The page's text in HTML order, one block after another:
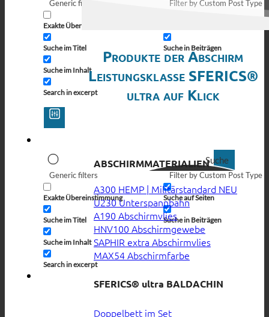
Generic filters
Exakte Übereinstimmung
Suche im Titel
Suche im Inhalt
Search in excerpt
Filter by Custom Post Type
Suche in Beiträgen
Suche
Generic filters
Exakte Übereinstimmung
Suche im Titel
Suche im Inhalt
Search in excerpt
Filter by Custom Post Type
Suche auf Seiten
Suche in Beiträgen
Produkte der Abschirm
Leistungsklasse SFERICS®
ultra auf Klick
ABSCHIRMMATERIALIEN
A300 HEMP | Militärstandard
U230 Unterspannbahn
A190 Abschirmvlies
HNV100 Abschirmgewebe
SAPHIR extra Abschirmvlies
MAX54 Abschirmfarbe
SFERICS® ultra BALDACHIN
Doppelbett im Set